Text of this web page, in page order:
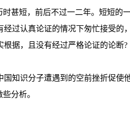
甚短，前后不过一二年。短短
过认真论证的情况下匆忙接受
据，且没有经过严格论证的论断?
知识分子遭遇到的空前挫折促
分析。